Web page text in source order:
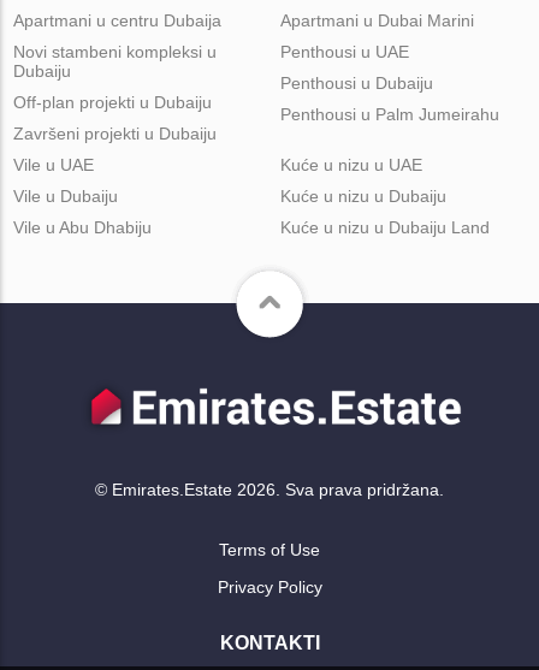
Apartmani u centru Dubaija
Apartmani u Dubai Marini
Novi stambeni kompleksi u
Dubaiju
Off-plan projekti u Dubaiju
Završeni projekti u Dubaiju
Penthousi u UAE
Penthousi u Dubaiju
Penthousi u Palm Jumeirahu
Vile u UAE
Vile u Dubaiju
Vile u Abu Dhabiju
Kuće u nizu u UAE
Kuće u nizu u Dubaiju
Kuće u nizu u Dubaiju Land
© Emirates.Estate 2026. Sva prava pridržana.
Terms of Use
Privacy Policy
KONTAKTI